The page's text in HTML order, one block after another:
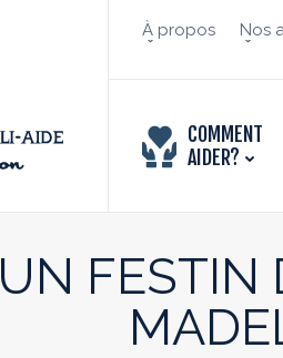
À propos Nos
COMMENT
AIDER?
UN FESTIN